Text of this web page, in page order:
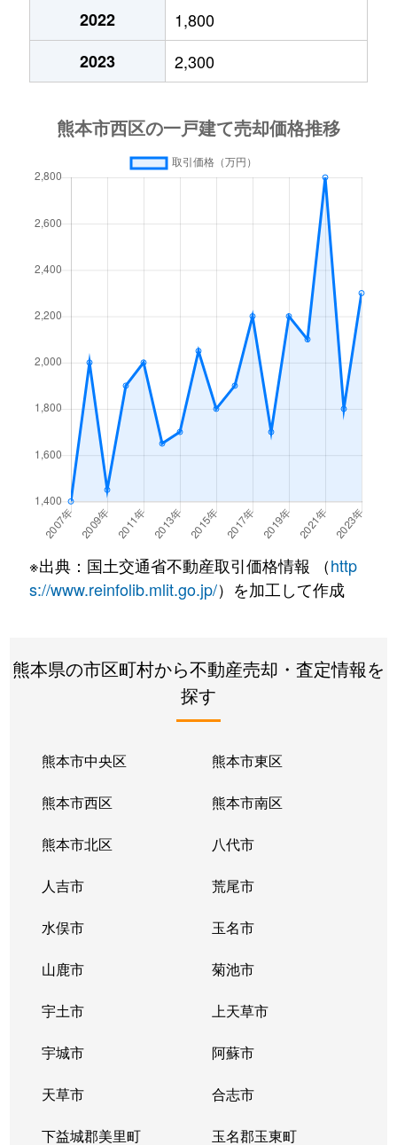
2022
1,800
2023
2,300
※出典：国土交通省不動産取引価格情報 （http
s://www.reinfolib.mlit.go.jp/）を加工して作成
熊本県の市区町村から不動産売却・査定情報を
探す
熊本市中央区 熊本市東区
熊本市西区 熊本市南区
熊本市北区 八代市
人吉市 荒尾市
水俣市 玉名市
山鹿市 菊池市
宇土市 上天草市
宇城市 阿蘇市
天草市 合志市
下益城郡美里町 玉名郡玉東町